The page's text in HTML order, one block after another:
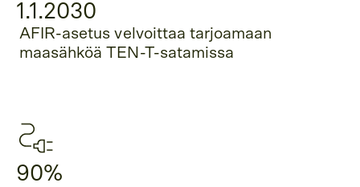
1.1.2030
AFIR-asetus velvoittaa tarjoamaan
maasähköä TEN-T-satamissa
90%